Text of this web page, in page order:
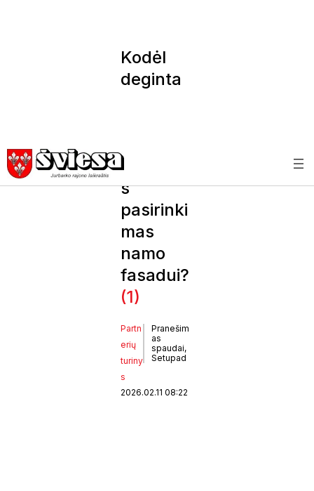
Kodėl
deginta
škiausia
s
pasirinki
mas
namo
fasadui?
(1)
Partn
erių
turiny
s
Pranešim
as
spaudai,
Setupad
2026.02.11 08:22